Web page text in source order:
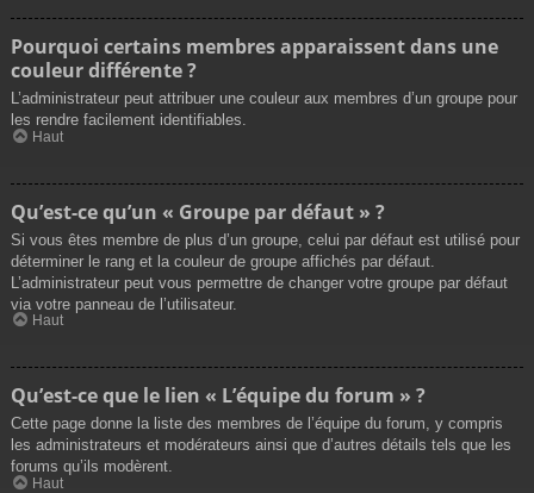
Pourquoi certains membres apparaissent dans une
couleur différente ?
L’administrateur peut attribuer une couleur aux membres d’un groupe pour
les rendre facilement identifiables.
Haut
Qu’est-ce qu’un « Groupe par défaut » ?
Si vous êtes membre de plus d’un groupe, celui par défaut est utilisé pour
déterminer le rang et la couleur de groupe affichés par défaut.
L’administrateur peut vous permettre de changer votre groupe par défaut
via votre panneau de l’utilisateur.
Haut
Qu’est-ce que le lien « L’équipe du forum » ?
Cette page donne la liste des membres de l’équipe du forum, y compris
les administrateurs et modérateurs ainsi que d’autres détails tels que les
forums qu’ils modèrent.
Haut